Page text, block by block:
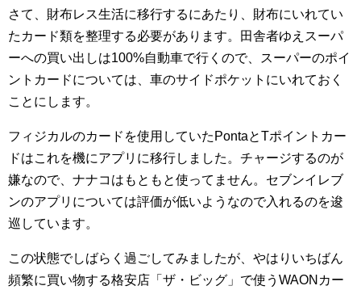
さて、財布レス生活に移行するにあたり、財布にいれてい
たカード類を整理する必要があります。田舎者ゆえスーパ
ーへの買い出しは100%自動車で行くので、スーパーのポイ
ントカードについては、車のサイドポケットにいれておく
ことにします。
フィジカルのカードを使用していたPontaとTポイントカー
ドはこれを機にアプリに移行しました。チャージするのが
嫌なので、ナナコはもともと使ってません。セブンイレブ
ンのアプリについては評価が低いようなので入れるのを逡
巡しています。
この状態でしばらく過ごしてみましたが、やはりいちばん
頻繁に買い物する格安店「ザ・ビッグ」で使うWAONカー